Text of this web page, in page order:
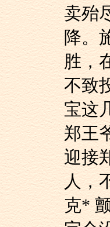
卖殆
降。
胜，
不致
宝这
郑王
迎接
人，
克*